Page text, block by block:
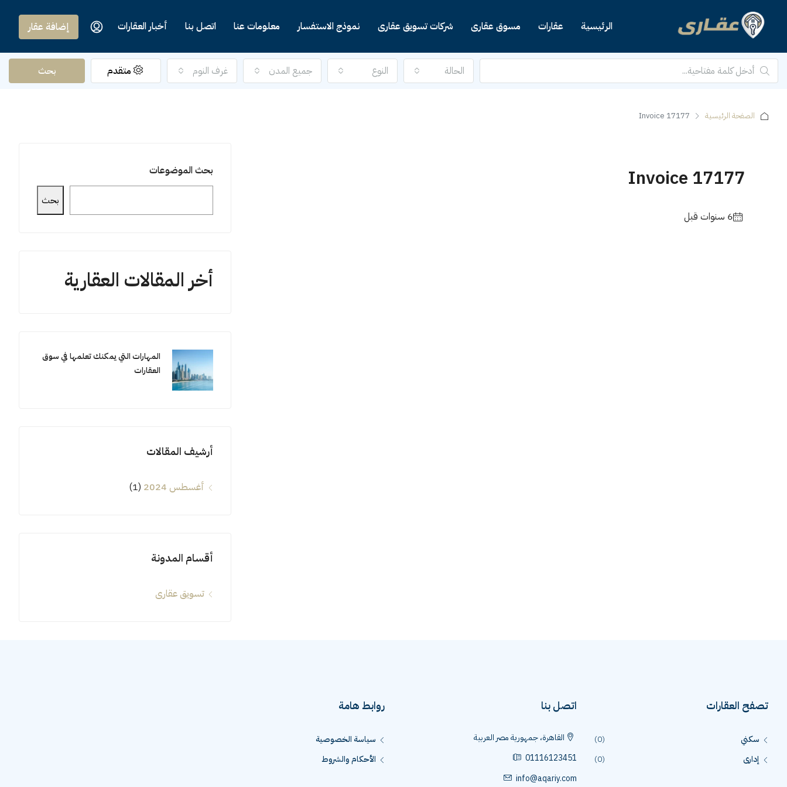
الرئيسية عقارات مسوق عقارى شركات تسويق عقارى نموذج الاستفسار معلومات عنا اتصل بنا أخبار العقارات إضافة عقار
الحالة النوع جميع المدن غرف النوم متقدم بحث
الصفحة الرئيسية Invoice 17177
Invoice 17177 بحث الموضوعات
بحث
أخر المقالات العقارية
المهارات التي يمكنك تعلمها في سوق
العقارات
أرشيف المقالات
أغسطس 2024 (1)
أقسام المدونة
تسويق عقارى
تصفح العقارات
سكني
(0)
إدارى
(0)
اتصل بنا
القاهرة، جمهورية مصر العربية
01116123451
info@aqariy.com
روابط هامة
سياسة الخصوصية
الأحكام والشروط